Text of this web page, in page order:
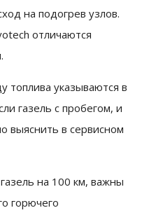
на подогрев узлов.
отличаются
топлива указываются в
газель с пробегом, и
выяснить в сервисном
на 100 км, важны
горючего